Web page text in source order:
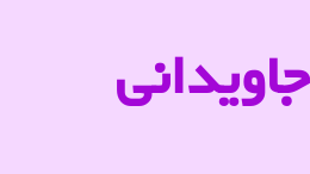
جاویدانی